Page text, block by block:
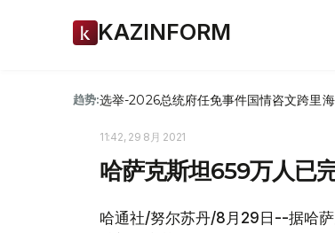
KAZINFORM
趋势:选举-2026总统府任免事件国情咨文跨里
11:42, 29 8月 2021
哈萨克斯坦659万人已
哈通社/努尔苏丹/8月29日--据哈